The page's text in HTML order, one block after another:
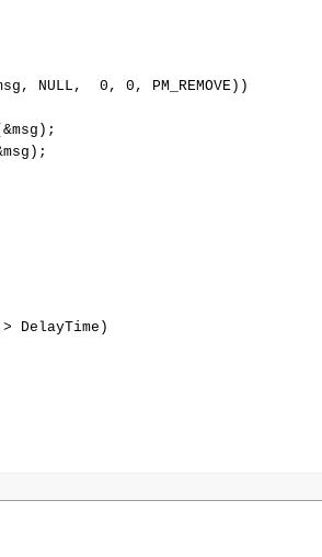
NULL,  0, 0, PM_REMOVE))
DelayTime)